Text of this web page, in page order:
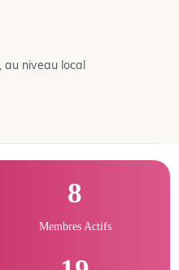
au niveau local
8
Membres Actifs